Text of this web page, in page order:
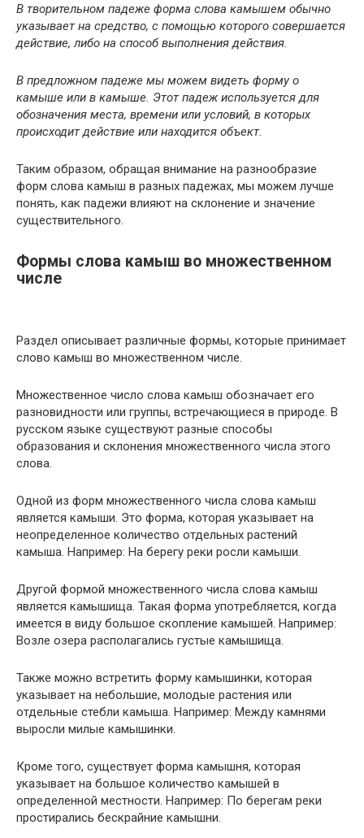
В творительном падеже форма слова камышем обычно
указывает на средство, с помощью которого совершается
действие, либо на способ выполнения действия.
В предложном падеже мы можем видеть форму о
камыше или в камыше. Этот падеж используется для
обозначения места, времени или условий, в которых
происходит действие или находится объект.
Таким образом, обращая внимание на разнообразие
форм слова камыш в разных падежах, мы можем лучше
понять, как падежи влияют на склонение и значение
существительного.
Формы слова камыш во множественном
числе
Раздел описывает различные формы, которые принимает
слово камыш во множественном числе.
Множественное число слова камыш обозначает его
разновидности или группы, встречающиеся в природе. В
русском языке существуют разные способы
образования и склонения множественного числа этого
слова.
Одной из форм множественного числа слова камыш
является камыши. Это форма, которая указывает на
неопределенное количество отдельных растений
камыша. Например: На берегу реки росли камыши.
Другой формой множественного числа слова камыш
является камышища. Такая форма употребляется, когда
имеется в виду большое скопление камышей. Например:
Возле озера располагались густые камышища.
Также можно встретить форму камышинки, которая
указывает на небольшие, молодые растения или
отдельные стебли камыша. Например: Между камнями
выросли милые камышинки.
Кроме того, существует форма камышня, которая
указывает на большое количество камышей в
определенной местности. Например: По берегам реки
простирались бескрайние камышни.